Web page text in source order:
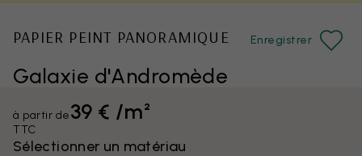
Galaxie d'Andromède
PAPIER PEINT PANORAMIQUE Enregistrer
à partir de39 € /m²
TTC
Sélectionner un matériau